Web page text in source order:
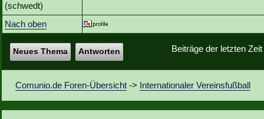
(schwedt)
Nach oben
Beiträge der letzten
Neues Thema Antworten
Comunio.de Foren-Übersicht -> Internationaler Vereinsfußball